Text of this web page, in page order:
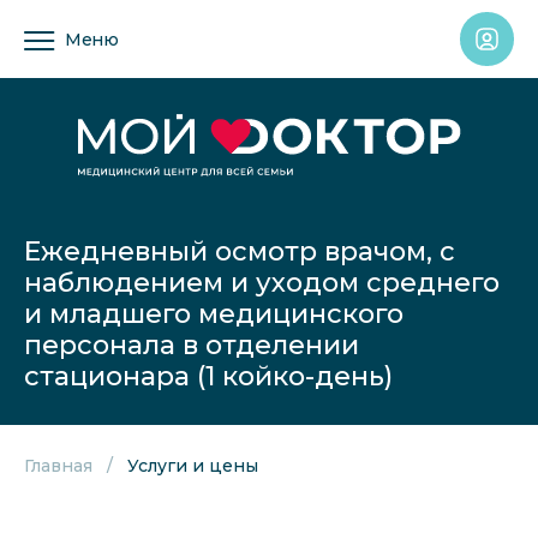
Меню
Ежедневный осмотр врачом, с
наблюдением и уходом среднего
и младшего медицинского
персонала в отделении
стационара (1 койко-день)
Главная Услуги и цены